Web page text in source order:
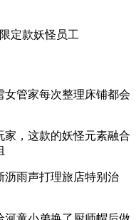
定款妖怪员工
管家每次整理床铺都会
，这款的妖怪元素融合
沥雨声打理旅店特别治